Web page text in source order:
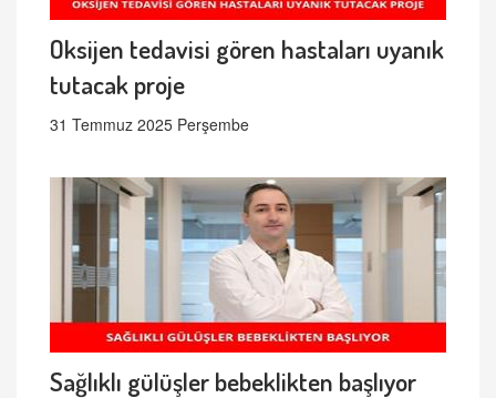
Oksijen tedavisi gören hastaları uyanık
tutacak proje
31 Temmuz 2025 Perşembe
Sağlıklı gülüşler bebeklikten başlıyor